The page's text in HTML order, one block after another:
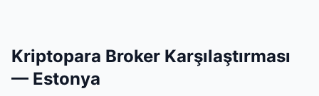
Kriptopara Broker Karşılaştırması
— Estonya